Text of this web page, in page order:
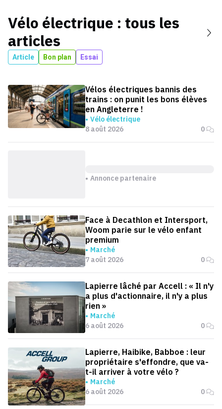
Vélo électrique : tous les
articles
Article Bon plan Essai
Vélos électriques bannis des
trains : on punit les bons élèves
en Angleterre !
Vélo électrique
8 août 2026
0
Annonce partenaire
Face à Decathlon et Intersport,
Woom parie sur le vélo enfant
premium
Marché
7 août 2026
0
Lapierre lâché par Accell : « Il n'y
a plus d'actionnaire, il n'y a plus
rien »
Marché
6 août 2026
0
Lapierre, Haibike, Babboe : leur
propriétaire s'effondre, que va-
t-il arriver à votre vélo ?
Marché
6 août 2026
0